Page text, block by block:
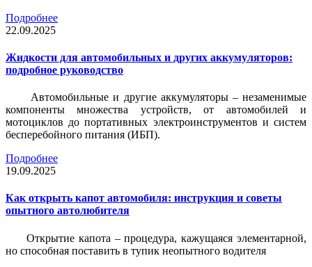
Подробнее
22.09.2025
Жидкости для автомобильных и других аккумуляторов:
подробное руководство
Автомобильные и другие аккумуляторы – незаменимые
компоненты множества устройств, от автомобилей и
мотоциклов до портативных электроинструментов и систем
бесперебойного питания (ИБП).
Подробнее
19.09.2025
Как открыть капот автомобиля: инструкция и советы
опытного автолюбителя
Открытие капота – процедура, кажущаяся элементарной,
но способная поставить в тупик неопытного водителя